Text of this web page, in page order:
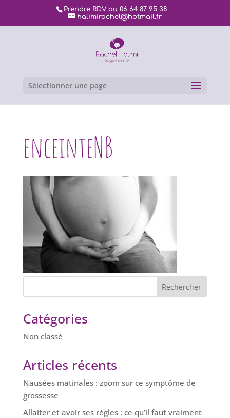
Prendre RDV au 06 64 87 95 38
halimirachel@hotmail.fr
Sélectionner une page
enceinteNB
Catégories
Non classé
Articles récents
Nausées matinales : zoom sur ce symptôme de
grossesse
Allaiter et avoir ses règles : ce qu’il faut vraiment